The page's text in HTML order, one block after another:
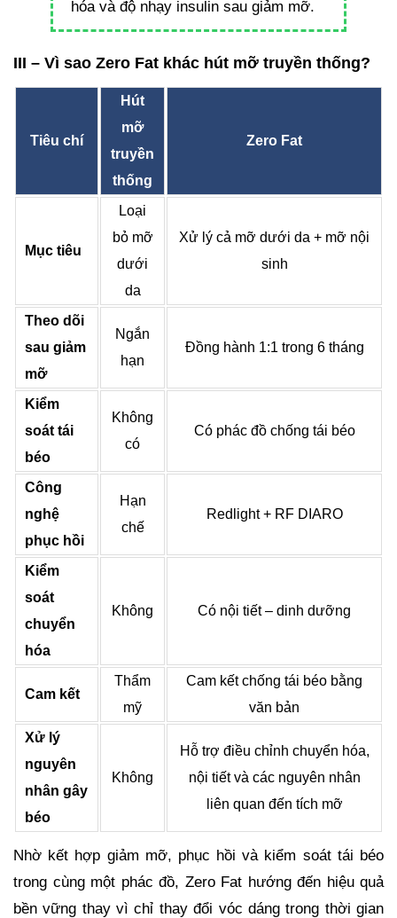
hóa và độ nhạy insulin sau giảm mỡ.
III – Vì sao Zero Fat khác hút mỡ truyền thống?
Tiêu chí
Hút
mỡ
truyền
thống
Zero Fat
Mục tiêu
Loại
bỏ mỡ
dưới
da
Xử lý cả mỡ dưới da + mỡ nội
sinh
Theo dõi
sau giảm
mỡ
Ngắn
hạn
Đồng hành 1:1 trong 6 tháng
Kiểm
soát tái
béo
Không
có
Có phác đồ chống tái béo
Công
nghệ
phục hồi
Hạn
chế
Redlight + RF DIARO
Kiểm
soát
chuyển
hóa
Không Có nội tiết – dinh dưỡng
Cam kết
Thẩm
mỹ
Cam kết chống tái béo bằng
văn bản
Xử lý
nguyên
nhân gây
béo
Không
Hỗ trợ điều chỉnh chuyển hóa,
nội tiết và các nguyên nhân
liên quan đến tích mỡ
Nhờ kết hợp giảm mỡ, phục hồi và kiểm soát tái béo
trong cùng một phác đồ, Zero Fat hướng đến hiệu quả
bền vững thay vì chỉ thay đổi vóc dáng trong thời gian